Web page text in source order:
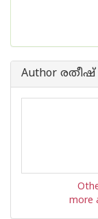
Author